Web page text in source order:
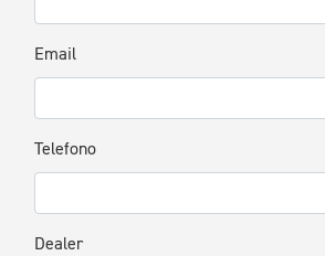
Email
Telefono
Dealer